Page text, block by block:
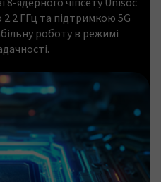
ГГц та підтримкою 5G
роботу в режимі